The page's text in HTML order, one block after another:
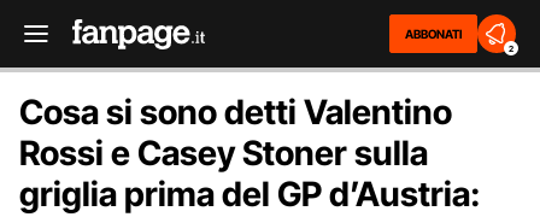
ABBONATI
2
Cosa si sono detti Valentino
Rossi e Casey Stoner sulla
griglia prima del GP d’Austria: